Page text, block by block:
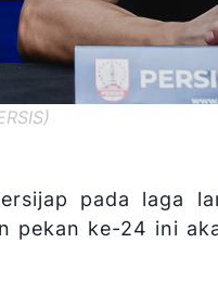
pada laga
pekan ke-24 ini